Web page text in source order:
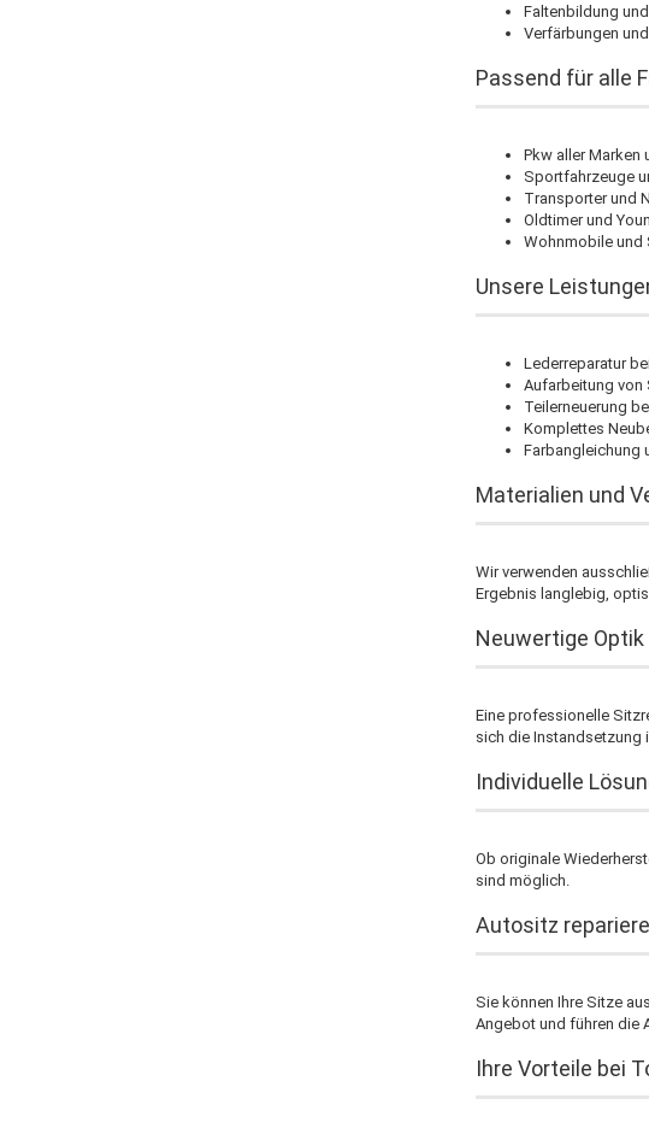
Faltenbildung
Verfärbungen
Passend für alle
Pkw aller Marken
Sportfahrzeuge
Transporter und
Oldtimer und
Wohnmobile und
Unsere
Lederreparatur
Aufarbeitung von
Teilerneuerung
Komplettes
Farbangleichung
Materialien und
Wir verwenden
Ergebnis langlebig,
Neuwertige
Eine professionelle
sich die Instandsetzung
Individuelle
Ob originale
sind möglich.
Autositz
Sie können Ihre Sitze
Angebot und führen die
Ihre Vorteile bei